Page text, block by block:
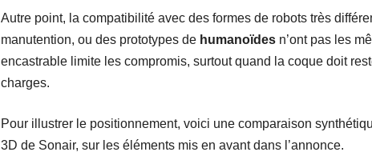
Autre point, la compatibilité avec des formes de robots très
manutention, ou des prototypes de humanoïdes n’ont pas les
encastrable limite les compromis, surtout quand la coque doit
charges.
Pour illustrer le positionnement, voici une comparaison
3D de Sonair, sur les éléments mis en avant dans l’annonce.